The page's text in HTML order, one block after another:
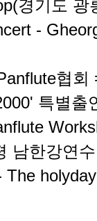
경기도 광
-
협회
특별출
남한강연
The